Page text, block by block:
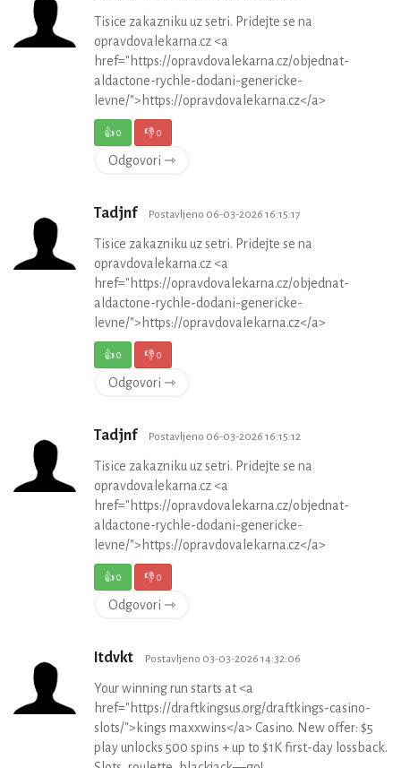
Tisice zakazniku uz setri. Pridejte se na
opravdovalekarna.cz <a
href="https://opravdovalekarna.cz/objednat-
aldactone-rychle-dodani-genericke-
levne/">https://opravdovalekarna.cz</a>
👍0 👎0
Odgovori ⇾
Tadjnf Postavljeno 06-03-2026 16:15:17
Tisice zakazniku uz setri. Pridejte se na
opravdovalekarna.cz <a
href="https://opravdovalekarna.cz/objednat-
aldactone-rychle-dodani-genericke-
levne/">https://opravdovalekarna.cz</a>
👍0 👎0
Odgovori ⇾
Tadjnf Postavljeno 06-03-2026 16:15:12
Tisice zakazniku uz setri. Pridejte se na
opravdovalekarna.cz <a
href="https://opravdovalekarna.cz/objednat-
aldactone-rychle-dodani-genericke-
levne/">https://opravdovalekarna.cz</a>
👍0 👎0
Odgovori ⇾
Itdvkt Postavljeno 03-03-2026 14:32:06
Your winning run starts at <a
href="https://draftkingsus.org/draftkings-casino-
slots/">kings maxxwins</a> Casino. New offer: $5
play unlocks 500 spins + up to $1K first-day lossback.